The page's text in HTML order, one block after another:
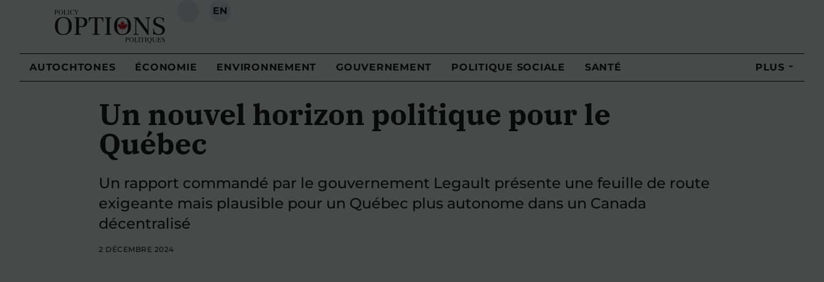
RECHERCHE
EN
AUTOCHTONES ÉCONOMIE ENVIRONNEMENT GOUVERNEMENT POLITIQUE SOCIALE SANTÉ PLUS
Un nouvel horizon politique pour le
Québec
Un rapport commandé par le gouvernement Legault présente une feuille de route
exigeante mais plausible pour un Québec plus autonome dans un Canada
décentralisé
2 DÉCEMBRE 2024